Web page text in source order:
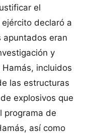
el
declaró a
apuntados eran
y
incluidos
las estructuras
explosivos que
programa de
así como